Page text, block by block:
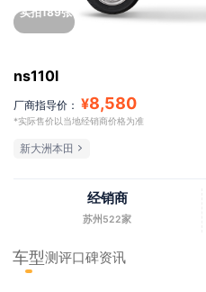
实拍189张
ns110l
厂商指导价： ¥8,580
*实际售价以当地经销商价格为准
新大洲本田
经销商
苏州522家
车型测评口碑资讯